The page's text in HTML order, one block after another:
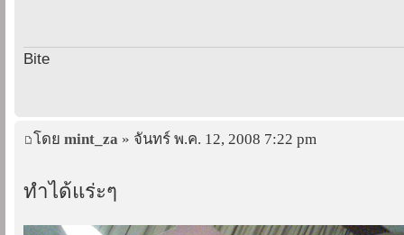
Bite
โดย mint_za » จันทร์ พ.ค. 12, 2008 7:22 pm
ทำได้แร่ะๆ